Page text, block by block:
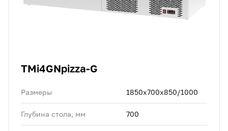
TMi4GNpizza-G
Размеры 1850x700x850/1000
Глубина стола, мм 700